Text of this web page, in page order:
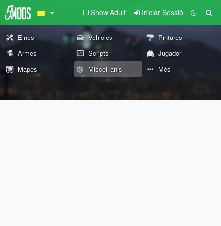
Show Adult Iniciar Sessió
Eines Vehicles
Pintures
Armes
Scripts
Jugador
Mapes
Miscel·lanis Més